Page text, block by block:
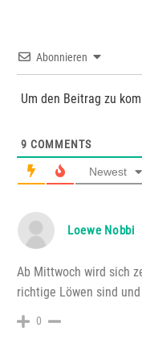
Abonnieren
Um den Beitrag zu
9 COMMENTS
Newest
Loewe Nobbi
Ab Mittwoch wird sich
richtige Löwen sind
0